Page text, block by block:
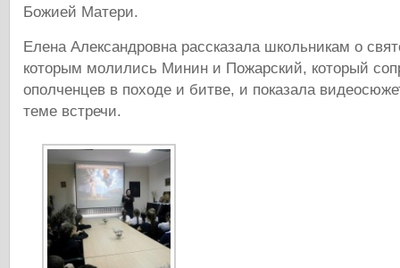
Божией Матери.
Елена Александровна рассказала школьникам о
которым молились Минин и Пожарский, который
ополченцев в походе и битве, и показала
теме встречи.